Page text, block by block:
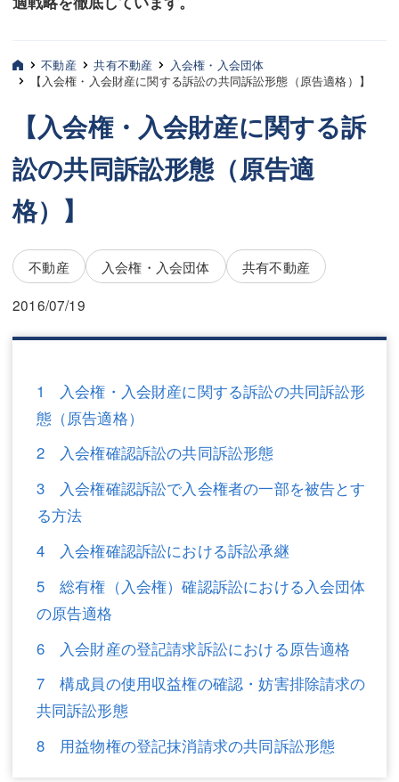
みずほ中央の特長・形式編
三平 聡史
酒井 博之
坂本 陽一
桶川 聡
弁護士費用
不動産
相続・遺言
離婚（夫婦間トラブル）
企業法務
労働問題（解雇，残業等）
交通事故
不動産登記
商業登記
みずほ中央の特長・形式編
三平 聡史
酒井 博之
坂本 陽一
桶川 聡
不動産
相続・遺言
離婚（夫婦間トラブル）
企業法務
労働問題（解雇，残業等）
刑事弁護
不動産登記
商業登記
調査・書面作成
不動産 共有不動産
入会権・入会団体
【入会権・入会財産に関する訴訟の共同訴訟形態（原告適格）】
【入会権・入会財産に関する訴
訟の共同訴訟形態（原告適
格）】
不動産 入会権・入会団体
共有不動産
2016/07/19
1 入会権・入会財産に関する訴訟の共同訴訟形
態（原告適格）
2 入会権確認訴訟の共同訴訟形態
3 入会権確認訴訟で入会権者の一部を被告とす
る方法
4 入会権確認訴訟における訴訟承継
5 総有権（入会権）確認訴訟における入会団体
の原告適格
6 入会財産の登記請求訴訟における原告適格
7 構成員の使用収益権の確認・妨害排除請求の
共同訴訟形態
8 用益物権の登記抹消請求の共同訴訟形態